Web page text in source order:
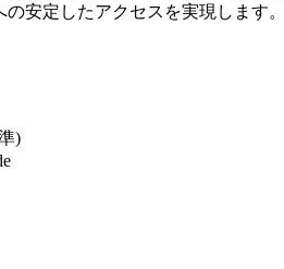
安定したアクセスを実現します。
)